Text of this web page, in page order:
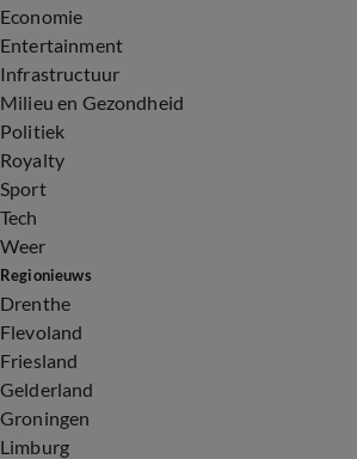
Economie
Entertainment
Infrastructuur
Milieu en Gezondheid
Politiek
Royalty
Sport
Tech
Weer
Regionieuws
Drenthe
Flevoland
Friesland
Gelderland
Groningen
Limburg